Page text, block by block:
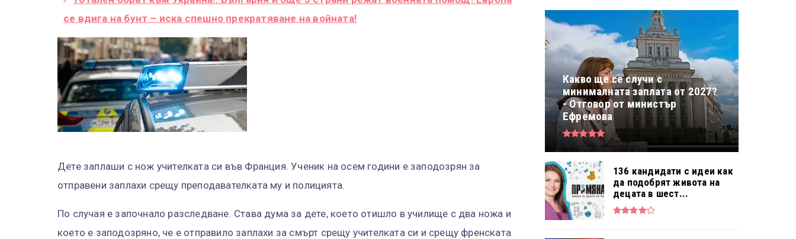
се вдига на бунт – иска спешно прекратяване на войната!
Дете заплаши с нож учителката си във Франция. Ученик на осем години е заподозрян за
отправени заплахи срещу преподавателката му и полицията.
По случая е започнало разследване. Става дума за дете, което отишло в училище с два ножа и
което е заподозряно, че е отправило заплахи за смърт срещу учителката си и срещу френската
Какво ще се случи с
минималната заплата от 2027?
- Отговор от министър
Ефремова
136 кандидати с идеи как
да подобрят живота на
децата в шест...